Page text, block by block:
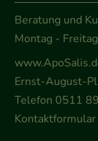
Beratung und
Montag -
Ernst-August-
Telefon 0511
Kontaktformular